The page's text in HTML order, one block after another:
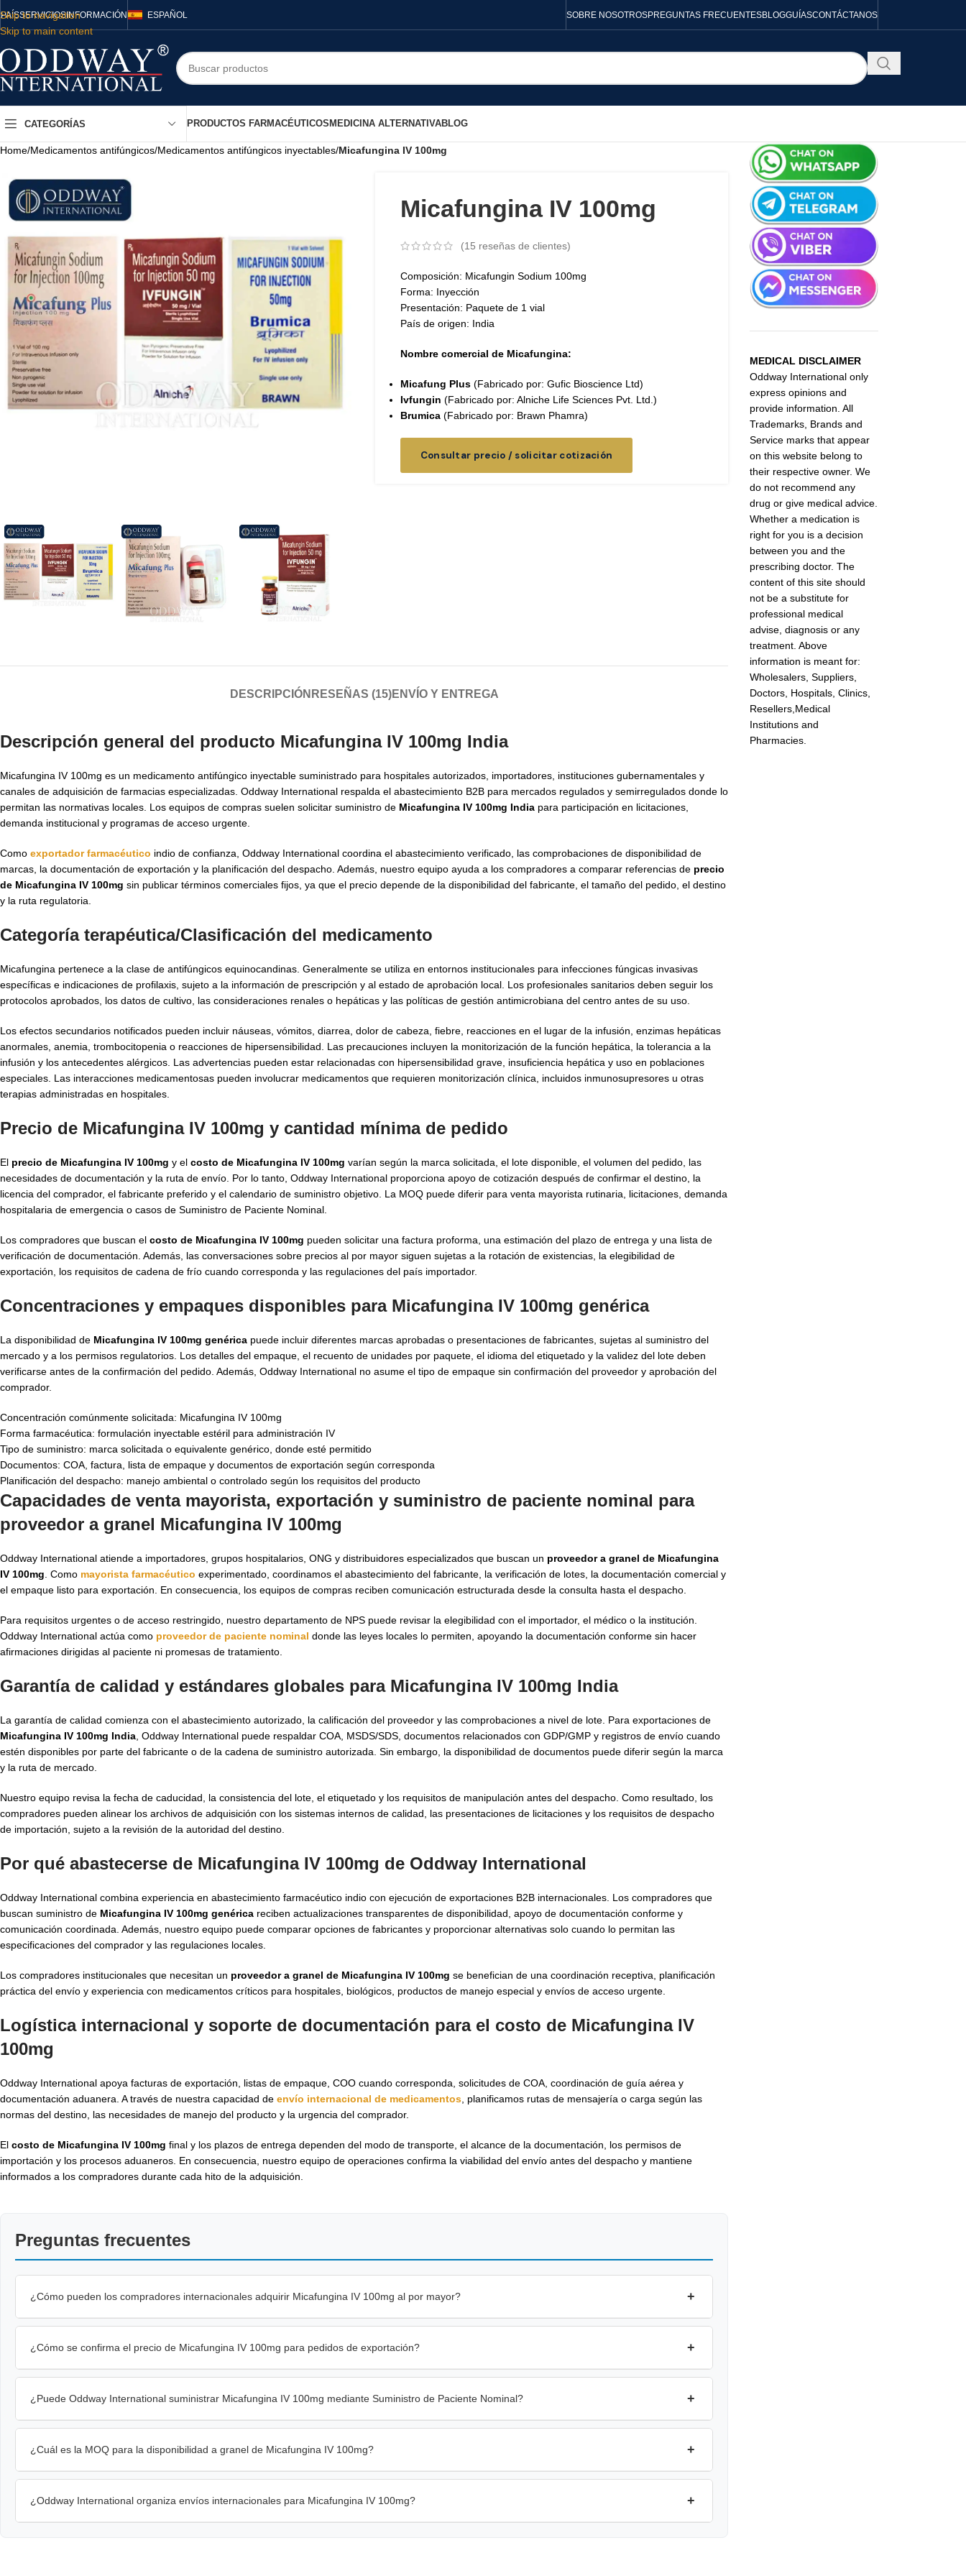
Skip to navigation
Skip to main content
PAÍSSERVICIOSINFORMACIÓN ESPAÑOL SOBRE NOSOTROSPREGUNTAS FRECUENTESBLOGGUÍASCONTÁCTANOS
CATEGORÍAS PRODUCTOS FARMACÉUTICOS MEDICINA ALTERNATIVABLOG
Home/Medicamentos antifúngicos/Medicamentos antifúngicos inyectables/Micafungina IV 100mg
Micafungina IV 100mg
(15 reseñas de clientes)
Composición: Micafungin Sodium 100mg
Forma: Inyección
Presentación: Paquete de 1 vial
País de origen: India
Nombre comercial de Micafungina:
Micafung Plus (Fabricado por: Gufic Bioscience Ltd)
Ivfungin (Fabricado por: Alniche Life Sciences Pvt. Ltd.)
Brumica(Fabricado por: Brawn Phamra)
Consultar precio / solicitar cotización
DESCRIPCIÓN RESEÑAS (15)ENVÍO Y ENTREGA
Descripción general del producto Micafungina IV 100mg India
Micafungina IV 100mg es un medicamento antifúngico inyectable suministrado para hospitales autorizados, importadores, instituciones gubernamentales y
canales de adquisición de farmacias especializadas. Oddway International respalda el abastecimiento B2B para mercados regulados y semirregulados donde lo
permitan las normativas locales. Los equipos de compras suelen solicitar suministro de Micafungina IV 100mg India para participación en licitaciones,
demanda institucional y programas de acceso urgente.
Como exportador farmacéutico indio de confianza, Oddway International coordina el abastecimiento verificado, las comprobaciones de disponibilidad de
marcas, la documentación de exportación y la planificación del despacho. Además, nuestro equipo ayuda a los compradores a comparar referencias de precio
de Micafungina IV 100mg sin publicar términos comerciales fijos, ya que el precio depende de la disponibilidad del fabricante, el tamaño del pedido, el destino
y la ruta regulatoria.
Categoría terapéutica/Clasificación del medicamento
Micafungina pertenece a la clase de antifúngicos equinocandinas. Generalmente se utiliza en entornos institucionales para infecciones fúngicas invasivas
específicas e indicaciones de profilaxis, sujeto a la información de prescripción y al estado de aprobación local. Los profesionales sanitarios deben seguir los
protocolos aprobados, los datos de cultivo, las consideraciones renales o hepáticas y las políticas de gestión antimicrobiana del centro antes de su uso.
Los efectos secundarios notificados pueden incluir náuseas, vómitos, diarrea, dolor de cabeza, fiebre, reacciones en el lugar de la infusión, enzimas hepáticas
anormales, anemia, trombocitopenia o reacciones de hipersensibilidad. Las precauciones incluyen la monitorización de la función hepática, la tolerancia a la
infusión y los antecedentes alérgicos. Las advertencias pueden estar relacionadas con hipersensibilidad grave, insuficiencia hepática y uso en poblaciones
especiales. Las interacciones medicamentosas pueden involucrar medicamentos que requieren monitorización clínica, incluidos inmunosupresores u otras
terapias administradas en hospitales.
Precio de Micafungina IV 100mg y cantidad mínima de pedido
El precio de Micafungina IV 100mg y el costo de Micafungina IV 100mg varían según la marca solicitada, el lote disponible, el volumen del pedido, las
necesidades de documentación y la ruta de envío. Por lo tanto, Oddway International proporciona apoyo de cotización después de confirmar el destino, la
licencia del comprador, el fabricante preferido y el calendario de suministro objetivo. La MOQ puede diferir para venta mayorista rutinaria, licitaciones, demanda
hospitalaria de emergencia o casos de Suministro de Paciente Nominal.
Los compradores que buscan el costo de Micafungina IV 100mg pueden solicitar una factura proforma, una estimación del plazo de entrega y una lista de
verificación de documentación. Además, las conversaciones sobre precios al por mayor siguen sujetas a la rotación de existencias, la elegibilidad de
exportación, los requisitos de cadena de frío cuando corresponda y las regulaciones del país importador.
Concentraciones y empaques disponibles para Micafungina IV 100mg genérica
La disponibilidad de Micafungina IV 100mg genérica puede incluir diferentes marcas aprobadas o presentaciones de fabricantes, sujetas al suministro del
mercado y a los permisos regulatorios. Los detalles del empaque, el recuento de unidades por paquete, el idioma del etiquetado y la validez del lote deben
verificarse antes de la confirmación del pedido. Además, Oddway International no asume el tipo de empaque sin confirmación del proveedor y aprobación del
comprador.
Concentración comúnmente solicitada: Micafungina IV 100mg
Forma farmacéutica: formulación inyectable estéril para administración IV
Tipo de suministro: marca solicitada o equivalente genérico, donde esté permitido
Documentos: COA, factura, lista de empaque y documentos de exportación según corresponda
Planificación del despacho: manejo ambiental o controlado según los requisitos del producto
Capacidades de venta mayorista, exportación y suministro de paciente nominal para
proveedor a granel Micafungina IV 100mg
Oddway International atiende a importadores, grupos hospitalarios, ONG y distribuidores especializados que buscan un proveedor a granel de Micafungina
IV 100mg . Como mayorista farmacéutico experimentado, coordinamos el abastecimiento del fabricante, la verificación de lotes, la documentación comercial y
el empaque listo para exportación. En consecuencia, los equipos de compras reciben comunicación estructurada desde la consulta hasta el despacho.
Para requisitos urgentes o de acceso restringido, nuestro departamento de NPS puede revisar la elegibilidad con el importador, el médico o la institución.
Oddway International actúa como proveedor de paciente nominal donde las leyes locales lo permiten, apoyando la documentación conforme sin hacer
afirmaciones dirigidas al paciente ni promesas de tratamiento.
Garantía de calidad y estándares globales para Micafungina IV 100mg India
La garantía de calidad comienza con el abastecimiento autorizado, la calificación del proveedor y las comprobaciones a nivel de lote. Para exportaciones de
Micafungina IV 100mg India , Oddway International puede respaldar COA, MSDS/SDS, documentos relacionados con GDP/GMP y registros de envío cuando
estén disponibles por parte del fabricante o de la cadena de suministro autorizada. Sin embargo, la disponibilidad de documentos puede diferir según la marca
y la ruta de mercado.
Nuestro equipo revisa la fecha de caducidad, la consistencia del lote, el etiquetado y los requisitos de manipulación antes del despacho. Como resultado, los
compradores pueden alinear los archivos de adquisición con los sistemas internos de calidad, las presentaciones de licitaciones y los requisitos de despacho
de importación, sujeto a la revisión de la autoridad del destino.
Por qué abastecerse de Micafungina IV 100mg de Oddway International
Oddway International combina experiencia en abastecimiento farmacéutico indio con ejecución de exportaciones B2B internacionales. Los compradores que
buscan suministro de Micafungina IV 100mg genérica reciben actualizaciones transparentes de disponibilidad, apoyo de documentación conforme y
comunicación coordinada. Además, nuestro equipo puede comparar opciones de fabricantes y proporcionar alternativas solo cuando lo permitan las
especificaciones del comprador y las regulaciones locales.
Los compradores institucionales que necesitan un proveedor a granel de Micafungina IV 100mg se benefician de una coordinación receptiva, planificación
práctica del envío y experiencia con medicamentos críticos para hospitales, biológicos, productos de manejo especial y envíos de acceso urgente.
Logística internacional y soporte de documentación para el costo de Micafungina IV
100mg
Oddway International apoya facturas de exportación, listas de empaque, COO cuando corresponda, solicitudes de COA, coordinación de guía aérea y
documentación aduanera. A través de nuestra capacidad de envío internacional de medicamentos , planificamos rutas de mensajería o carga según las
normas del destino, las necesidades de manejo del producto y la urgencia del comprador.
El costo de Micafungina IV 100mg final y los plazos de entrega dependen del modo de transporte, el alcance de la documentación, los permisos de
importación y los procesos aduaneros. En consecuencia, nuestro equipo de operaciones confirma la viabilidad del envío antes del despacho y mantiene
informados a los compradores durante cada hito de la adquisición.
Preguntas frecuentes
¿Cómo pueden los compradores internacionales adquirir Micafungina IV 100mg al por mayor? +
¿Cómo se confirma el precio de Micafungina IV 100mg para pedidos de exportación? +
¿Puede Oddway International suministrar Micafungina IV 100mg mediante Suministro de Paciente Nominal? +
¿Cuál es la MOQ para la disponibilidad a granel de Micafungina IV 100mg? +
¿Oddway International organiza envíos internacionales para Micafungina IV 100mg? +
MEDICAL DISCLAIMER
Oddway International only
express opinions and
provide information. All
Trademarks, Brands and
Service marks that appear
on this website belong to
their respective owner. We
do not recommend any
drug or give medical advice.
Whether a medication is
right for you is a decision
between you and the
prescribing doctor. The
content of this site should
not be a substitute for
professional medical
advise, diagnosis or any
treatment. Above
information is meant for:
Wholesalers, Suppliers,
Doctors, Hospitals, Clinics,
Resellers,Medical
Institutions and
Pharmacies.